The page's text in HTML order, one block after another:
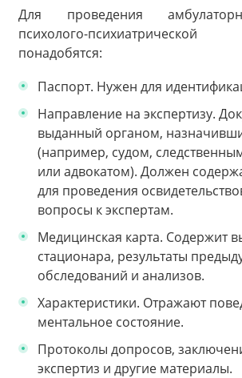
Для проведения
психолого-
понадобятся:
Паспорт. Нужен для
Направление на экспертизу.
выданный органом,
(например, судом,
или адвокатом). Должен
для проведения
вопросы к экспертам.
Медицинская карта. Содержит
стационара, результаты
обследований и анализов.
Характеристики. Отражают
ментальное состояние.
Протоколы допросов,
экспертиз и другие материалы.